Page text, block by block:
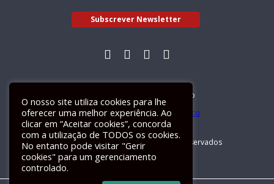
Subscrever Newsletter
Livro de Reclamações Electrónico
GALILEU 2026 © Todos os direitos reservados
O nosso site utiliza cookies para lhe
oferecer uma melhor experiência. Ao
clicar em “Aceitar cookies”, concorda
com a utilização de TODOS os cookies.
No entanto pode visitar "Gerir
cookies" para um gerenciamento
controlado.